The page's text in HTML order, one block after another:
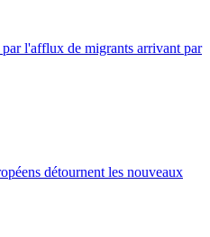
par l'afflux de migrants arrivant par
détournent les nouveaux